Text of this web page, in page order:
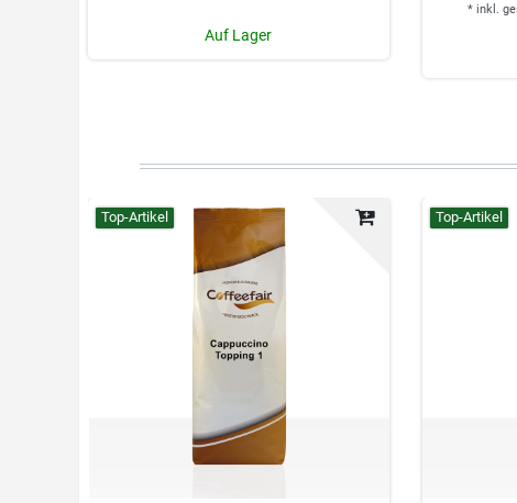
Auf Lager
* inkl.
Top-Artikel Top-Artikel